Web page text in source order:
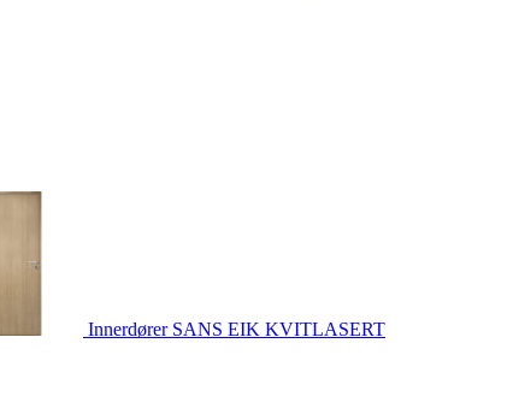
Innerdører SANS EIK KVITLASERT